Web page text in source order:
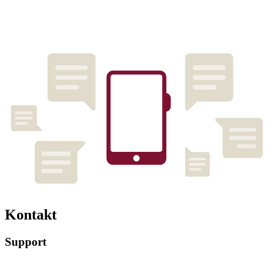
Kontakt
Support